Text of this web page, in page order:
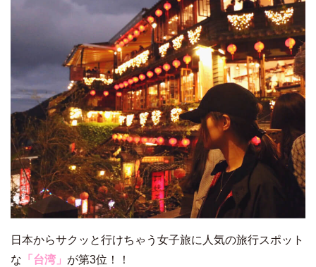
日本からサクッと行けちゃう女子旅に人気の旅行スポット
な 「台湾」 が第3位！！